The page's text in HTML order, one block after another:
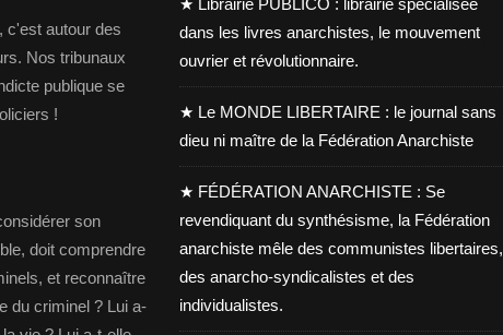
c'est autour des
Nos tribunaux
publique se
!
son
doit comprendre
et reconnaître
du criminel ? Lui a-
★ Librairie PUBLICO : librairie spécialisée
dans les livres anarchistes, le mouvement
ouvrier et révolutionnaire.
★ Le MONDE LIBERTAIRE : le journal sans
dieu ni maître de la Fédération Anarchiste
★ FÉDÉRATION ANARCHISTE : Se
revendiquant du synthésisme, la Fédération
anarchiste mêle des communistes libertaires,
des anarcho-syndicalistes et des
individualistes.